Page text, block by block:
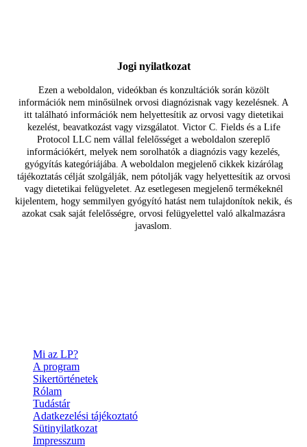
Jogi nyilatkozat
Ezen a weboldalon, videókban és konzultációk során közölt
információk nem minősülnek orvosi diagnózisnak vagy kezelésnek. A
itt található információk nem helyettesítik az orvosi vagy dietetikai
kezelést, beavatkozást vagy vizsgálatot. Victor C. Fields és a Life
Protocol LLC nem vállal felelősséget a weboldalon szereplő
információkért, melyek nem sorolhatók a diagnózis vagy kezelés,
gyógyítás kategóriájába. A weboldalon megjelenő cikkek kizárólag
tájékoztatás célját szolgálják, nem pótolják vagy helyettesítik az orvosi
vagy dietetikai felügyeletet. Az esetlegesen megjelenő termékeknél
kijelentem, hogy semmilyen gyógyító hatást nem tulajdonítok nekik, és
azokat csak saját felelősségre, orvosi felügyelettel való alkalmazásra
javaslom.
Mi az LP?
A program
Sikertörténetek
Rólam
Tudástár
Adatkezelési tájékoztató
Sütinyilatkozat
Impresszum